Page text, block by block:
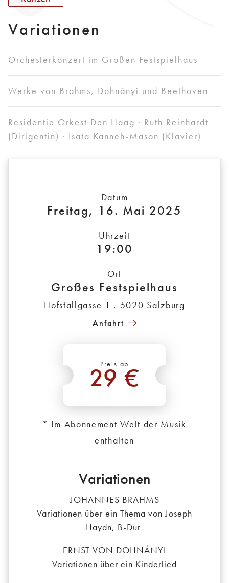
Variationen
Orchesterkonzert im Großen Festspielhaus
Werke von Brahms, Dohnányi und Beethoven
Residentie Orkest Den Haag · Ruth Reinhardt
(Dirigentin) · Isata Kanneh-Mason (Klavier)
Datum
Freitag, 16. Mai 2025
Uhrzeit
19:00
Ort
Großes Festspielhaus
Hofstallgasse 1 , 5020 Salzburg
Anfahrt
Preis ab
29 €
*
* Im Abonnement Welt der Musik
enthalten
Variationen
JOHANNES BRAHMS
Variationen über ein Thema von Joseph
Haydn, B-Dur
ERNST VON DOHNÁNYI
Variationen über ein Kinderlied